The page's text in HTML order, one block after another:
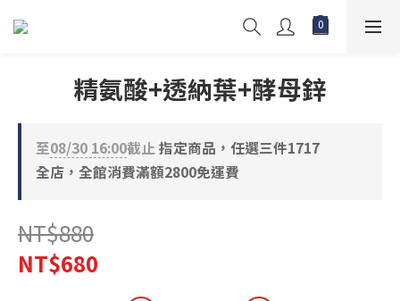
精氨酸+透納葉+酵母鋅
至08/30 16:00截止 指定商品，任選三件1717
全店，全館消費滿額2800免運費
NT$880
NT$680